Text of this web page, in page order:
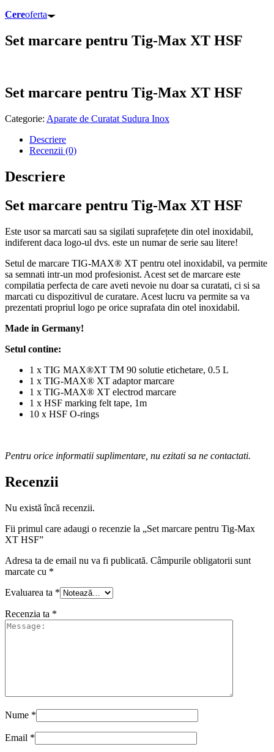
Cereoferta
Set marcare pentru Tig-Max XT HSF
Set marcare pentru Tig-Max XT HSF
Categorie: Aparate de Curatat Sudura Inox
Descriere
Recenzii (0)
Descriere
Set marcare pentru Tig-Max XT HSF
Este usor sa marcati sau sa sigilati suprafețete din otel inoxidabil,
indiferent daca logo-ul dvs. este un numar de serie sau litere!
Setul de marcare TIG-MAX® XT pentru otel inoxidabil, va permite
sa semnati intr-un mod profesionist. Acest set de marcare este
compilatia perfecta de care aveti nevoie nu doar sa curatati, ci si sa
marcati cu dispozitivul de curatare. Acest lucru va permite sa va
prezentati propriul logo pe orice suprafata din otel inoxidabil.
Made in Germany!
Setul contine:
1 x TIG MAX®XT TM 90 solutie etichetare, 0.5 L
1 x TIG-MAX® XT adaptor marcare
1 x TIG-MAX® XT electrod marcare
1 x HSF marking felt tape, 1m
10 x HSF O-rings
Pentru orice informatii suplimentare, nu ezitati sa ne contactati.
Recenzii
Nu există încă recenzii.
Fii primul care adaugi o recenzie la „Set marcare pentru Tig-Max
XT HSF”
Adresa ta de email nu va fi publicată. Câmpurile obligatorii sunt
marcate cu *
Evaluarea ta *
Recenzia ta *
Nume *
Email *